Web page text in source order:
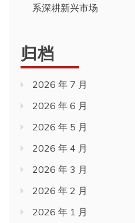
系深耕新兴市场
归档
2026 年 7 月
2026 年 6 月
2026 年 5 月
2026 年 4 月
2026 年 3 月
2026 年 2 月
2026 年 1 月